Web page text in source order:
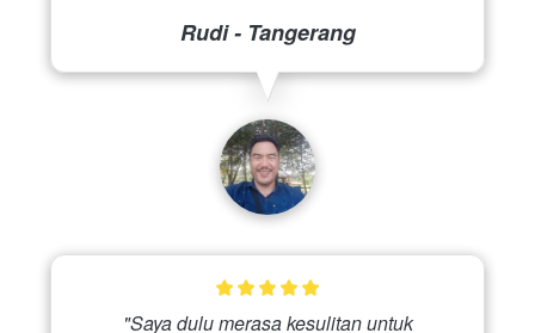
Rudi - Tangerang